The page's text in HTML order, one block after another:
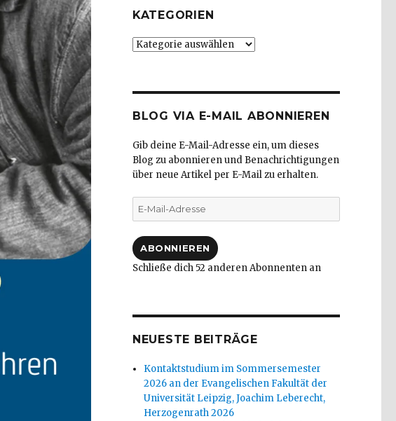
KATEGORIEN
Kategorien
BLOG VIA E-MAIL ABONNIEREN
Gib deine E-Mail-Adresse ein, um dieses
Blog zu abonnieren und Benachrichtigungen
über neue Artikel per E-Mail zu erhalten.
E-
Mail-
ABONNIEREN
Schließe dich 52 anderen Abonnenten an
NEUESTE BEITRÄGE
Kontaktstudium im Sommersemester
2026 an der Evangelischen Fakultät der
Universität Leipzig, Joachim Leberecht,
Herzogenrath 2026